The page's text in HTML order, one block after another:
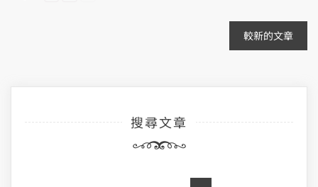
較新的文章
搜尋文章